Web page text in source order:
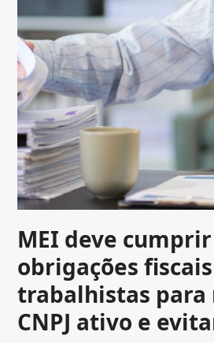
MEI deve cumprir
obrigações
trabalhistas
CNPJ ativo e